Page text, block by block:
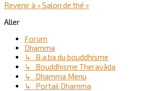
Revenir à « Salon de thé »
Aller
Forum
Dhamma
↳ B.a.ba du bouddhisme
↳ Bouddhisme Theravāda
↳ Dhamma Menu
↳ Portail Dhamma